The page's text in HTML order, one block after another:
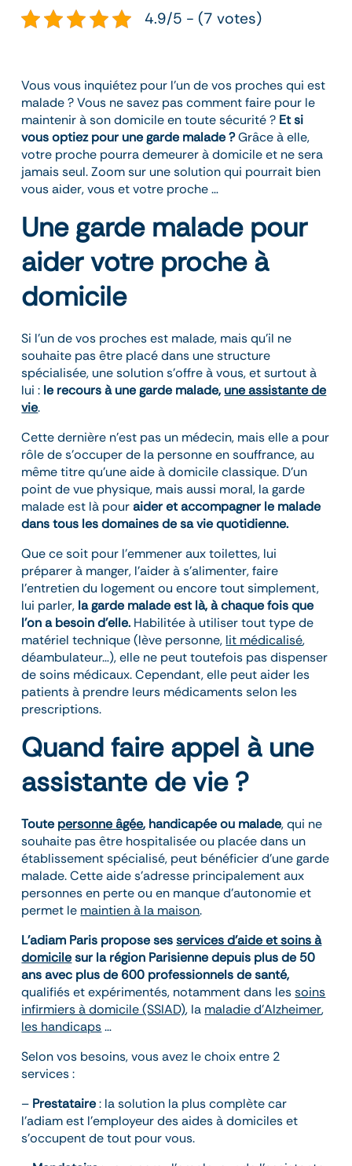
4.9/5 - (7 votes)
Vous vous inquiétez pour l’un de vos proches qui est
malade ? Vous ne savez pas comment faire pour le
maintenir à son domicile en toute sécurité ? Et si
vous optiez pour une garde malade ?Grâce à elle,
votre proche pourra demeurer à domicile et ne sera
jamais seul. Zoom sur une solution qui pourrait bien
vous aider, vous et votre proche …
Une garde malade pour
aider votre proche à
domicile
Si l’un de vos proches est malade, mais qu’il ne
souhaite pas être placé dans une structure
spécialisée, une solution s’offre à vous, et surtout à
lui : le recours à une garde malade, une assistante de
vie.
Cette dernière n’est pas un médecin, mais elle a pour
rôle de s’occuper de la personne en souffrance, au
même titre qu’une aide à domicile classique. D’un
point de vue physique, mais aussi moral, la garde
malade est là pouraider et accompagner le malade
dans tous les domaines de sa vie quotidienne.
Que ce soit pour l’emmener aux toilettes, lui
préparer à manger, l’aider à s’alimenter, faire
l’entretien du logement ou encore tout simplement,
lui parler, la garde malade est là, à chaque fois que
l’on a besoin d’elle. Habilitée à utiliser tout type de
matériel technique (lève personne, lit médicalisé,
déambulateur…), elle ne peut toutefois pas dispenser
de soins médicaux. Cependant, elle peut aider les
patients à prendre leurs médicaments selon les
prescriptions.
Quand faire appel à une
assistante de vie ?
Toute personne âgée, handicapée ou malade, qui ne
souhaite pas être hospitalisée ou placée dans un
établissement spécialisé, peut bénéficier d’une garde
malade. Cette aide s’adresse principalement aux
personnes en perte ou en manque d’autonomie et
permet le maintien à la maison.
L’adiam Paris propose sesservices d’aide et soins à
domicilesur la région Parisienne depuis plus de 50
ans avec plus de 600 professionnels de santé,
qualifiés et expérimentés, notamment dans lessoins
infirmiers à domicile (SSIAD), la maladie d’Alzheimer,
les handicaps…
Selon vos besoins, vous avez le choix entre 2
services :
– Prestataire: la solution la plus complète car
l’adiam est l’employeur des aides à domiciles et
s’occupent de tout pour vous.